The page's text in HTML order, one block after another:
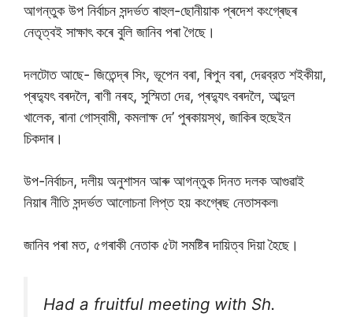
আগন্তুক উপ নিৰ্বাচন সন্দৰ্ভত ৰাহুল-ছোনীয়াক প্ৰদেশ কংগ্ৰেছৰ
নেতৃত্বই সাক্ষাৎ কৰে বুলি জানিব পৰা গৈছে।
দলটোত আছে- জিতেন্দ্ৰ সিং, ভূপেন বৰা, ৰিপুন বৰা, দেৱব্রত শইকীয়া,
প্ৰদ্যুৎ বৰদলৈ, ৰাণী নৰহ, সুস্মিতা দেৱ, প্ৰদ্যুৎ বৰদলৈ, আব্দুল
খালেক, ৰানা গোস্বামী, কমলাক্ষ দে’ পুৰকায়স্থ, জাকিৰ হুছেইন
চিকদাৰ।
উপ-নিৰ্বাচন, দলীয় অনুশাসন আৰু আগন্তুক দিনত দলক আগুৱাই
নিয়াৰ নীতি সন্দৰ্ভত আলোচনা লিপ্ত হয় কংগ্ৰেছ নেতাসকল৷
জানিব পৰা মত, ৫গৰাকী নেতাক ৫টা সমষ্টিৰ দায়িত্ব দিয়া হৈছে।
Had a fruitful meeting with Sh.